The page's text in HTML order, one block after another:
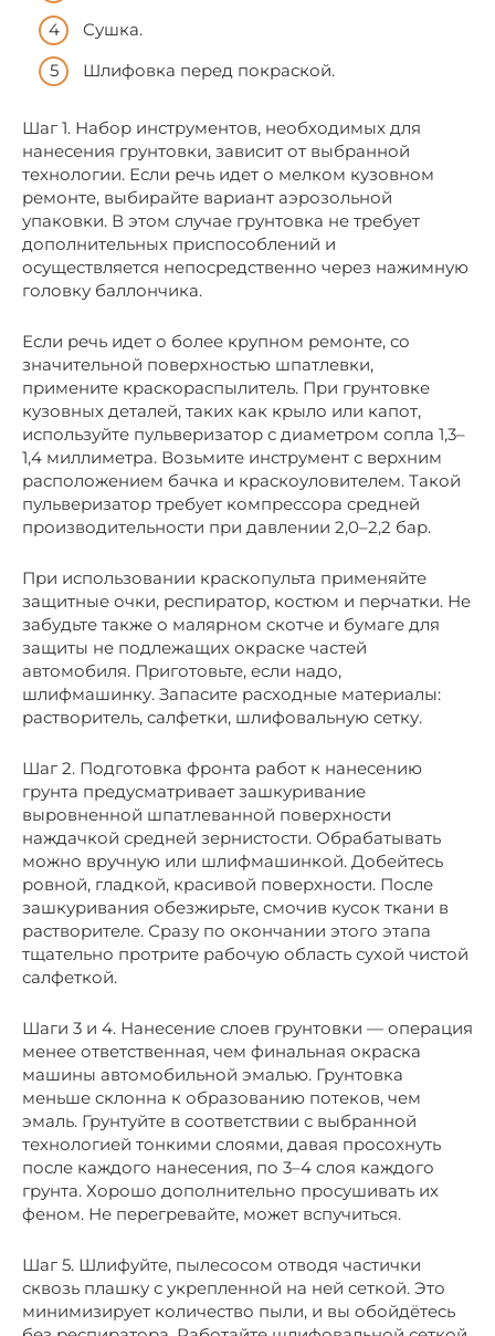
Сушка.
Шлифовка перед покраской.
Шаг 1. Набор инструментов, необходимых для
нанесения грунтовки, зависит от выбранной
технологии. Если речь идет о мелком кузовном
ремонте, выбирайте вариант аэрозольной
упаковки. В этом случае грунтовка не требует
дополнительных приспособлений и
осуществляется непосредственно через нажимную
головку баллончика.
Если речь идет о более крупном ремонте, со
значительной поверхностью шпатлевки,
примените краскораспылитель. При грунтовке
кузовных деталей, таких как крыло или капот,
используйте пульверизатор с диаметром сопла 1,3–
1,4 миллиметра. Возьмите инструмент с верхним
расположением бачка и краскоуловителем. Такой
пульверизатор требует компрессора средней
производительности при давлении 2,0–2,2 бар.
При использовании краскопульта применяйте
защитные очки, респиратор, костюм и перчатки. Не
забудьте также о малярном скотче и бумаге для
защиты не подлежащих окраске частей
автомобиля. Приготовьте, если надо,
шлифмашинку. Запасите расходные материалы:
растворитель, салфетки, шлифовальную сетку.
Шаг 2. Подготовка фронта работ к нанесению
грунта предусматривает зашкуривание
выровненной шпатлеванной поверхности
наждачкой средней зернистости. Обрабатывать
можно вручную или шлифмашинкой. Добейтесь
ровной, гладкой, красивой поверхности. После
зашкуривания обезжирьте, смочив кусок ткани в
растворителе. Сразу по окончании этого этапа
тщательно протрите рабочую область сухой чистой
салфеткой.
Шаги 3 и 4. Нанесение слоев грунтовки — операция
менее ответственная, чем финальная окраска
машины автомобильной эмалью. Грунтовка
меньше склонна к образованию потеков, чем
эмаль. Грунтуйте в соответствии с выбранной
технологией тонкими слоями, давая просохнуть
после каждого нанесения, по 3–4 слоя каждого
грунта. Хорошо дополнительно просушивать их
феном. Не перегревайте, может вспучиться.
Шаг 5. Шлифуйте, пылесосом отводя частички
сквозь плашку с укрепленной на ней сеткой. Это
минимизирует количество пыли, и вы обойдётесь